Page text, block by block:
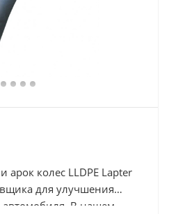
колес LLDPE Lapter
для улучшения
В нашем